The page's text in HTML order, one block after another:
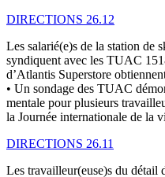
DIRECTIONS 26.12
Les salarié(e)s de la station de
syndiquent avec les TUAC
d’Atlantis Superstore
• Un sondage des TUAC
mentale pour plusieurs
la Journée internationale de la
DIRECTIONS 26.11
Les travailleur(euse)s du détail